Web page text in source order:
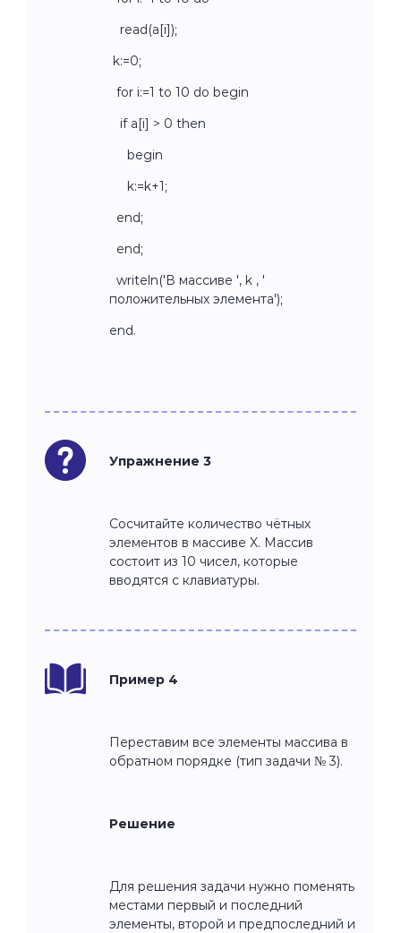
read(a[i]);
k:=0;
for i:=1 to 10 do begin
if a[i] > 0 then
begin
k:=k+1;
end;
end;
writeln('В массиве ', k , '
положительных элемента');
end.
Упражнение 3
Сосчитайте количество чётных
элементов в массиве X. Массив
состоит из 10 чисел, которые
вводятся с клавиатуры.
Пример 4
Переставим все элементы массива в
обратном порядке (тип задачи № 3).
Решение
Для решения задачи нужно поменять
местами первый и последний
элементы, второй и предпоследний и